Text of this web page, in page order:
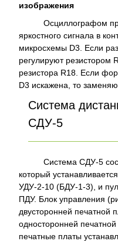
изображения
Осциллографом
яркостного сигнала в
микросхемы D3. Если
регулируют резистором
резистора R18. Если
D3 искажена, то
Система
СДУ-5
Система СДУ-5
который
УДУ-2-10 (БДУ-1-3), и
ПДУ. Блок управления
двусторонней печатной
односторонней
печатные платы